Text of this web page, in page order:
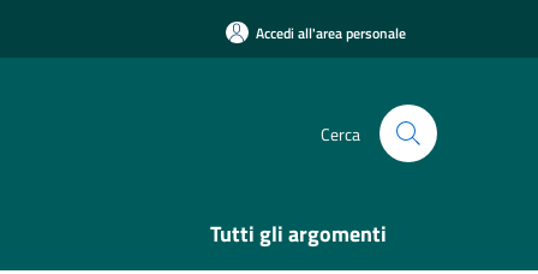
Accedi all'area personale
Cerca
Tutti gli argomenti